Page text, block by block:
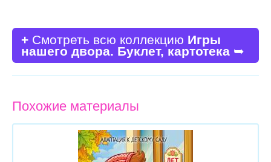
+ Смотреть всю коллекцию Игры
нашего двора. Буклет, картотека ➥
Похожие материалы